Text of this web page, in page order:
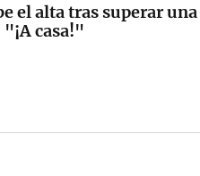
el alta tras superar una
casa!"